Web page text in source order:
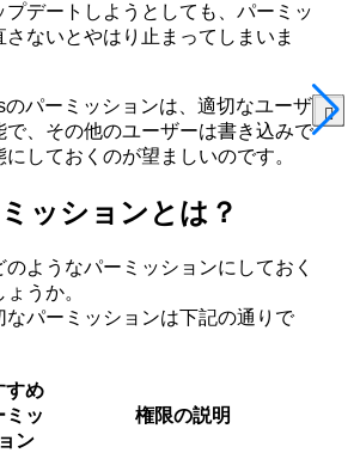
プデートしようとしても、パーミッ
さないとやはり止まってしまいま
のパーミッションは、適切なユーザ
で、その他のユーザーは書き込みで
しておくのが望ましいのです。
ッションとは？
ようなパーミッションにしておく
うか。
なパーミッションは下記の通りで
すめ
ミッ
ン
権限の説明